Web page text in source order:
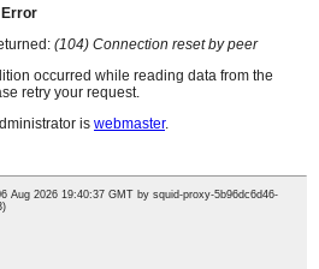
Rajtoj Rezervitaj.